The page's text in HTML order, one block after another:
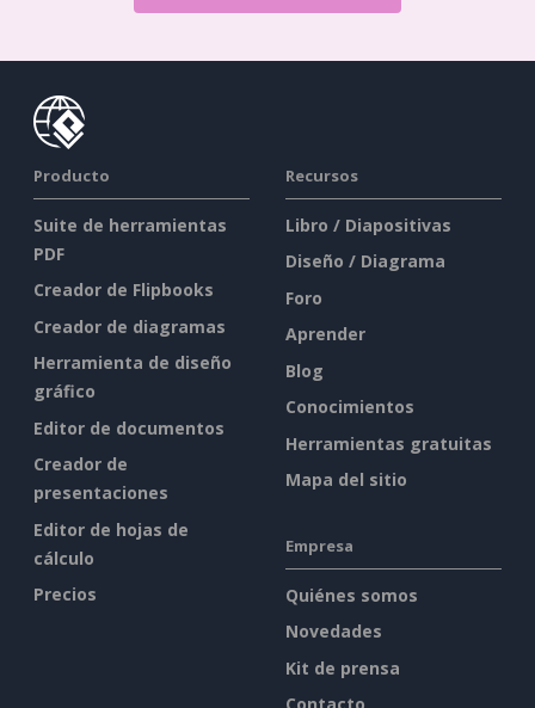
Producto
Suite de herramientas
PDF
Creador de Flipbooks
Creador de diagramas
Herramienta de diseño
gráfico
Editor de documentos
Creador de
presentaciones
Editor de hojas de
cálculo
Precios
Recursos
Libro / Diapositivas
Diseño / Diagrama
Foro
Aprender
Blog
Conocimientos
Herramientas gratuitas
Mapa del sitio
Empresa
Quiénes somos
Novedades
Kit de prensa